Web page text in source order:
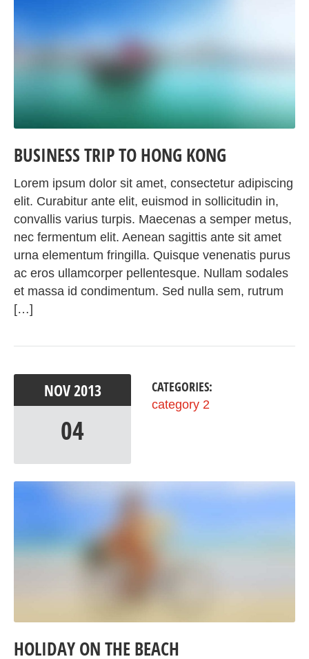
BUSINESS TRIP TO HONG KONG
Lorem ipsum dolor sit amet, consectetur adipiscing
elit. Curabitur ante elit, euismod in sollicitudin in,
convallis varius turpis. Maecenas a semper metus,
nec fermentum elit. Aenean sagittis ante sit amet
urna elementum fringilla. Quisque venenatis purus
ac eros ullamcorper pellentesque. Nullam sodales
et massa id condimentum. Sed nulla sem, rutrum
[…]
NOV2013
04
CATEGORIES:
category 2
HOLIDAY ON THE BEACH